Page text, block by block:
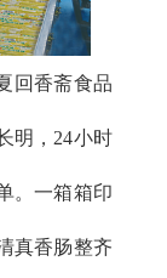
回香斋食品
明，24小时
。一箱箱印
真香肠整齐